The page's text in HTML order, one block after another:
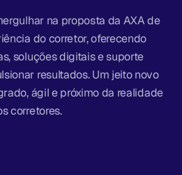
na proposta da AXA de
do corretor, oferecendo
soluções digitais e suporte
resultados. Um jeito novo
ágil e próximo da realidade
corretores.